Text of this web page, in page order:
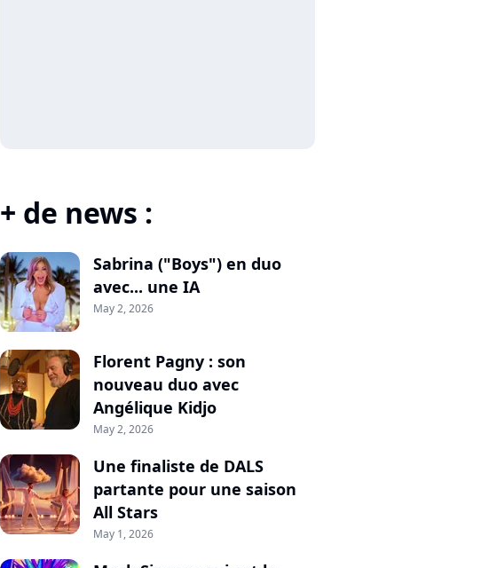
+ de news :
Sabrina ("Boys") en duo
avec... une IA
May 2, 2026
Florent Pagny : son
nouveau duo avec
Angélique Kidjo
May 2, 2026
Une finaliste de DALS
partante pour une saison
All Stars
May 1, 2026